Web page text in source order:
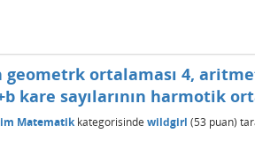
geometrk ortalaması 4,
kare sayılarının harmotik
Matematikkategorisinde wildgirl (53 puan)